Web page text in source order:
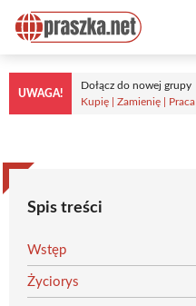
Przejdź
treści
UWAGA!
Dołącz do nowej grupy
Kupię | Zamienię | Praca
Spis treści
Wstęp
Życiorys